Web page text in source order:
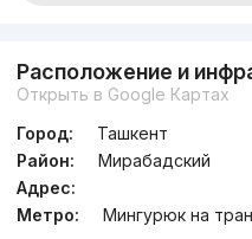
Расположение и
Открыть в Google Картах
Город:
Ташкент
Район:
Мирабадский
Адрес:
Метро:
Мингурюк на